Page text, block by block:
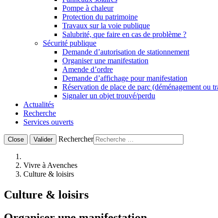
Pompe à chaleur
Protection du patrimoine
Travaux sur la voie publique
Salubrité, que faire en cas de problème ?
Sécurité publique
Demande d’autorisation de stationnement
Organiser une manifestation
Amende d’ordre
Demande d’affichage pour manifestation
Réservation de place de parc (déménagement ou
Signaler un objet trouvé/perdu
Actualités
Recherche
Services ouverts
Close Valider Rechercher
Vivre à Avenches
Culture & loisirs
Culture & loisirs